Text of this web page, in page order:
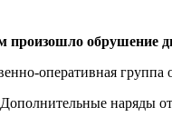
произошло обрушение
оперативная
наряды